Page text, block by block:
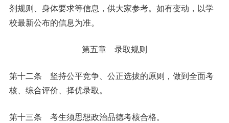
剂规则、身体要求等信息，供大家参考。如有变动，以学
校最新公布的信息为准。
第五章 录取规则
第十二条 坚持公平竞争、公正选拔的原则，做到全面考
核、综合评价、择优录取。
第十三条 考生须思想政治品德考核合格。